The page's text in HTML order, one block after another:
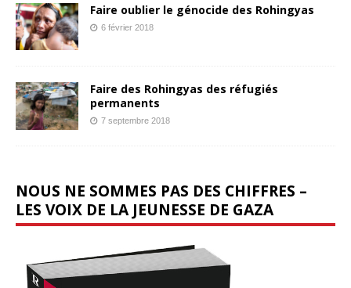
Faire oublier le génocide des Rohingyas
6 février 2018
Faire des Rohingyas des réfugiés
permanents
7 septembre 2018
NOUS NE SOMMES PAS DES CHIFFRES –
LES VOIX DE LA JEUNESSE DE GAZA